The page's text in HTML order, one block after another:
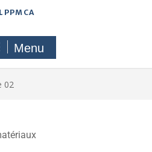
LPPMCA
Menu
02